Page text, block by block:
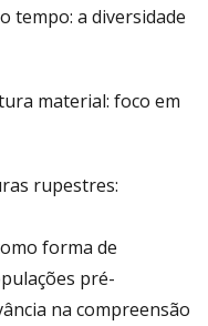
tempo: a diversidade
material: foco em
rupestres:
forma de
pré-
na compreensão